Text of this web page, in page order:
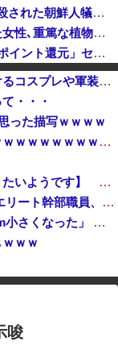
（ ´_ゝ`）東京新聞「小池都知事、今年も虐殺された朝鮮人犠牲者らを追悼文を送付しない意向。10年連続」
【京都大病院】誤って正常脳幹を摘出された女性､重篤な植物状態だが意識は正常で何かを思考していると判明
『ろくでなしBLUES』全25巻すべて「50％ポイント還元」セール！8,930円分返ってくる！全42巻分収録の文庫版！ヤンキー漫画の頂点！ジャン...
「私達が原爆ドーム前をあけ渡せば核戦争が始まってしまう」と訴える市民団体、それを聞いた被爆3世の人が……
海兵隊を空撮！
「神聖なる場所です」靖国神社、境内におけるコスプレや軍装の禁止を発表
・・・
った描写ｗｗｗｗ
【悲報】ひろゆき、妻に離婚を提示されるｗｗｗｗｗｗｗｗｗｗｗｗｗｗｗｗ
【｛あんこ｝やる夫達は異世界でのし上がりたいようです】 【第６４話：最強対決】
【秋田県】 記者会見にオンライン出席したエリート幹部職員、バスローブ姿でタバコを吸いながら説明 県が聞き取りへ
【クレーマー】「研いでもらったら刃が1mm小さくなった」 刃物店「刃の欠けを直して研ぎ上げる以上、物理的に鉄が削れてサイズが変わるのは当たり前なんですが…」
ｗｗ
日本人はBYDの軽EV「ラッコ」をどう見ているのか？…中国メディア！
体のレイアウトが崩れ
唆